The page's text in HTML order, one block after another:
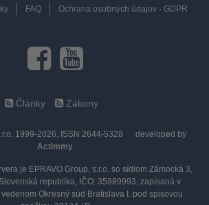
FAQ Ochrana osobných údajov - GDPR
Články Zákony
1999-2026, ISSN 2644-5328
developed by
Actimmy
je EPRAVO Group, s.r.o. so sídlom Zámocká 3,
republika, IČO: 35889993, zapísaná v
Okresný súd Bratislava I. pod spisovou